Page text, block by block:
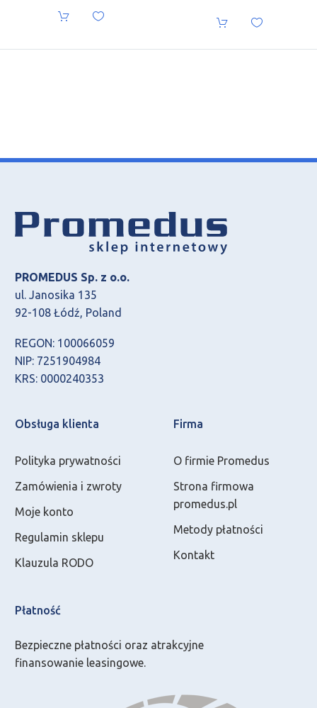
PROMEDUS Sp. z o.o.
ul. Janosika 135
92-108 Łódź, Poland
REGON: 100066059
NIP: 7251904984
KRS: 0000240353
Obsługa klienta
Polityka prywatności
Zamówienia i zwroty
Moje konto
Regulamin sklepu
Klauzula RODO
Firma
O firmie Promedus
Strona firmowa
promedus.pl
Metody płatności
Kontakt
Płatność
Bezpieczne płatności oraz atrakcyjne
finansowanie leasingowe.